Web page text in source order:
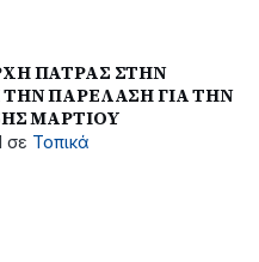
ΠΑΤΡΑΣ ΣΤΗΝ
ΤΗΝ ΠΑΡΕΛΑΣΗ ΓΙΑ ΤΗΝ
ΜΑΡΤΙΟΥ
σε Τοπικά